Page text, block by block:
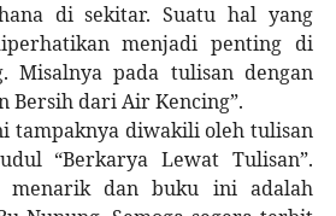
di sekitar. Suatu hal yang
menjadi penting di
Misalnya pada tulisan dengan
Bersih dari Air Kencing”.
tampaknya diwakili oleh tulisan
“Berkarya Lewat Tulisan”.
menarik dan buku ini adalah